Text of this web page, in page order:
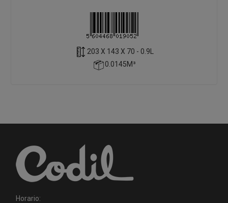
203 X 143 X 70 - 0.9L
0.0145M³
Horario: